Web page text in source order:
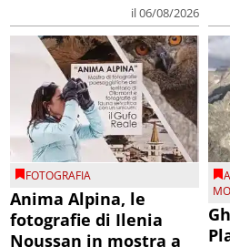
il 06/08/2026
FOTOGRAFIA
Anima Alpina, le
fotografie di Ilenia
Noussan in mostra a